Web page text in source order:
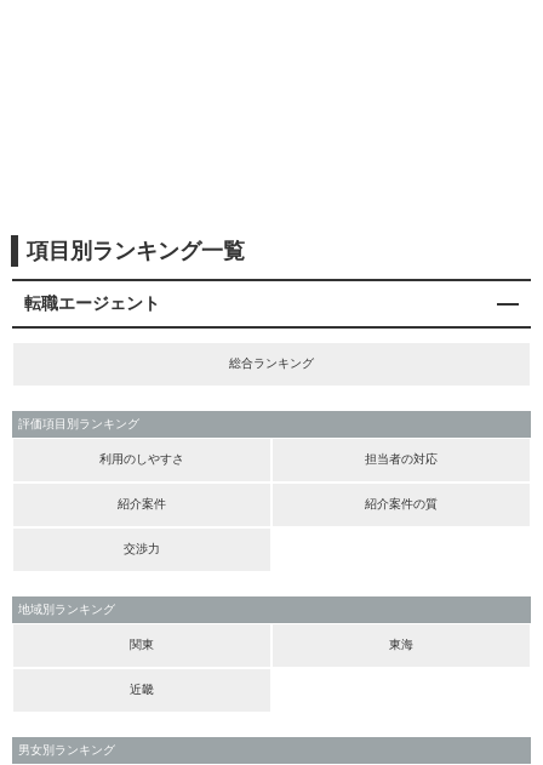
項目別ランキング一覧
転職エージェント
総合ランキング
評価項目別ランキング
利用のしやすさ 担当者の対応
紹介案件 紹介案件の質
交渉力
地域別ランキング
関東 東海
近畿
男女別ランキング